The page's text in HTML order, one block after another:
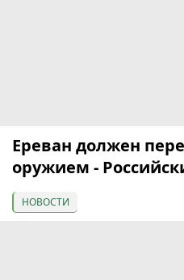
Ереван должен
оружием -
НОВОСТИ